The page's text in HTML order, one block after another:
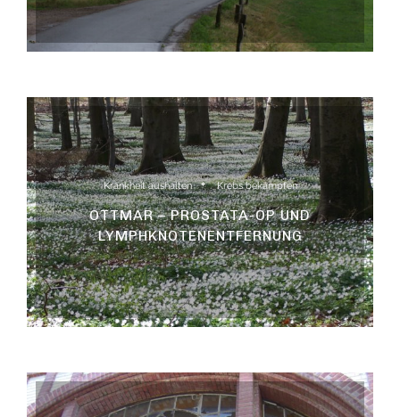
Krankheit aushalten Krebs bekämpfen
OTTMAR – PROSTATA-OP UND
LYMPHKNOTENENTFERNUNG